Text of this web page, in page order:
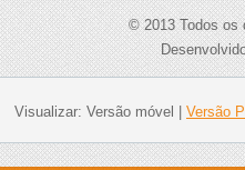
© 2013 Todos os
Visualizar: Versão móvel | Versão